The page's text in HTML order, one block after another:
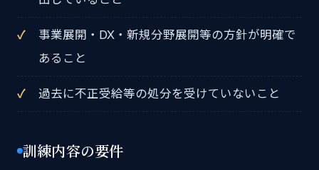
事業展開・DX・新規分野展開等の方針が明確で
あること
過去に不正受給等の処分を受けていないこと
訓練内容の要件